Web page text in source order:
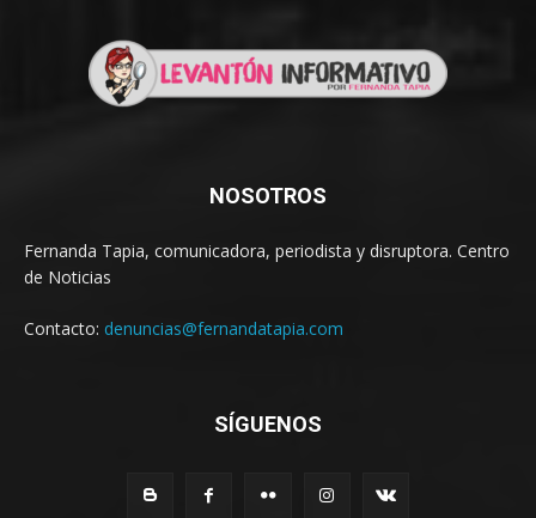
NOSOTROS
Fernanda Tapia, comunicadora, periodista y disruptora. Centro
de Noticias
Contacto: denuncias@fernandatapia.com
SÍGUENOS